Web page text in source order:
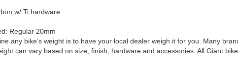
w/ Ti hardware
Regular 20mm
any bike’s weight is to have your local dealer weigh it for you. Many
can vary based on size, finish, hardware and accessories. All Giant